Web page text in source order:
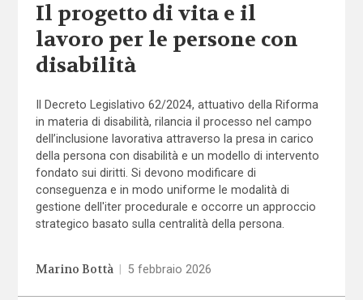
Il progetto di vita e il
lavoro per le persone con
disabilità
Il Decreto Legislativo 62/2024, attuativo della Riforma
in materia di disabilità, rilancia il processo nel campo
dell’inclusione lavorativa attraverso la presa in carico
della persona con disabilità e un modello di intervento
fondato sui diritti. Si devono modificare di
conseguenza e in modo uniforme le modalità di
gestione dell'iter procedurale e occorre un approccio
strategico basato sulla centralità della persona.
Marino Bottà 5 febbraio 2026